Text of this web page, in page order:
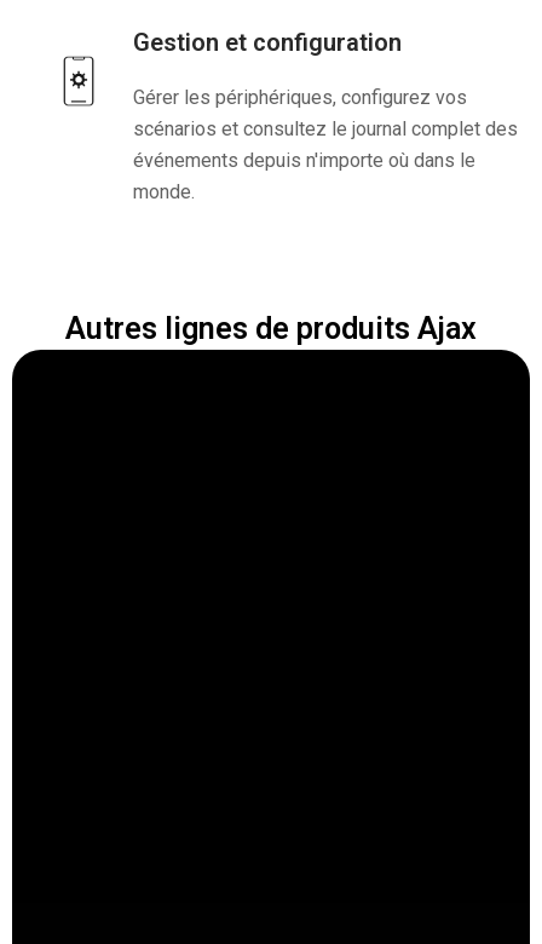
Gestion et configuration
Gérer les périphériques, configurez vos
scénarios et consultez le journal complet des
événements depuis n'importe où dans le
monde.
Autres lignes de produits Ajax